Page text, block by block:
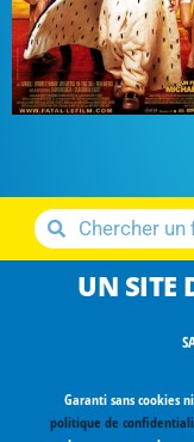
UN SITE
Garanti sans cookies
politique de